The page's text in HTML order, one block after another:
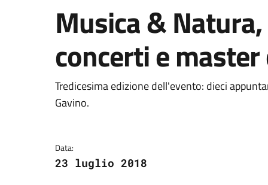
Musica &
concerti e master
Dettagli della notizia
Tredicesima edizione dell'evento: dieci
Gavino.
Data:
23 luglio 2018